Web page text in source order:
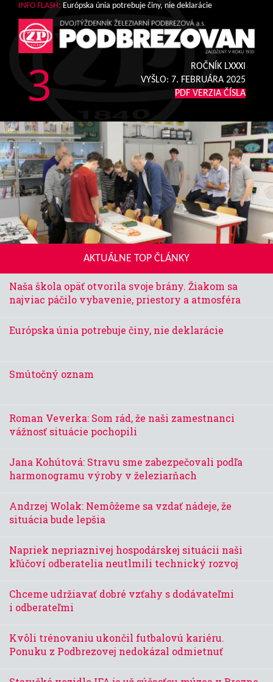
INFO FLASH: Európska únia potrebuje činy, nie deklarácie
3
ROČNÍK LXXXI
VYŠLO: 7. FEBRUÁRA 2025
PDF VERZIA ČÍSLA
AKTUÁLNE TOP ČLÁNKY
Naša škola opäť otvorila svoje brány. Žiakom sa
najviac páčilo vybavenie, priestory a atmosféra
Európska únia potrebuje činy, nie deklarácie
Smútočný oznam
Roman Veverka: Som rád, že naši zamestnanci
vážnosť situácie pochopili
Jana Kohútová: Stravu sme zabezpečovali podľa
harmonogramu výroby v železiarňach
Andrzej Wolak: Nemôžeme sa vzdať nádeje, že
situácia bude lepšia
Napriek nepriaznivej hospodárskej situácii naši
kľúčoví odberatelia neutlmili technický rozvoj
Chceme udržiavať dobré vzťahy s dodávateľmi
i odberateľmi
Kvôli trénovaniu ukončil futbalovú kariéru.
Ponuku z Podbrezovej nedokázal odmietnuť